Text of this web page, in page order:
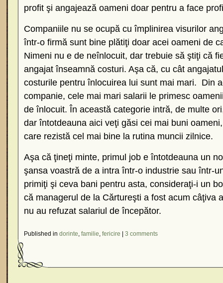
profit şi angajează oameni doar pentru a face
Companiile nu se ocupă cu împlinirea visurilor
într-o firmă sunt bine plătiţi doar acei oameni de
Nimeni nu e de neînlocuit, dar trebuie să ştiţi că
angajat înseamnă costuri. Aşa că, cu cât
costurile pentru înlocuirea lui sunt mai mari. Din
companie, cele mai mari salarii le primesc
de înlocuit. În această categorie intră, de multe
dar întotdeauna aici veţi găsi cei mai buni
care rezistă cel mai bine la rutina muncii zilnice.
Aşa că ţineţi minte, primul job e întotdeauna un
şansa voastră de a intra într-o industrie sau într-
primiţi şi ceva bani pentru asta, consideraţi-i un
că managerul de la Cărtureşti a fost acum câţiva
nu au refuzat salariul de începător.
Published in dorinte, familie, fericire 3 comments